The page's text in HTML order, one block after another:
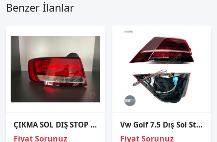
Benzer İlanlar
ÇIKMA SOL DIŞ STOP LAMBASI AUDİ A4 2015-2019 8W5945069A
Fiyat Sorunuz
Vw Golf 7.5 Dış Sol Stop Lambası HIGHLINE 2017-2020
Fiyat Sorunuz